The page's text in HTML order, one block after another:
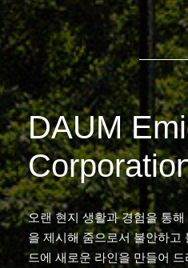
DAUM
오랜 현지 생활과 경험을 통
을 제시해 줌으로서 불안하고
드에 새로운 라인을 만들어